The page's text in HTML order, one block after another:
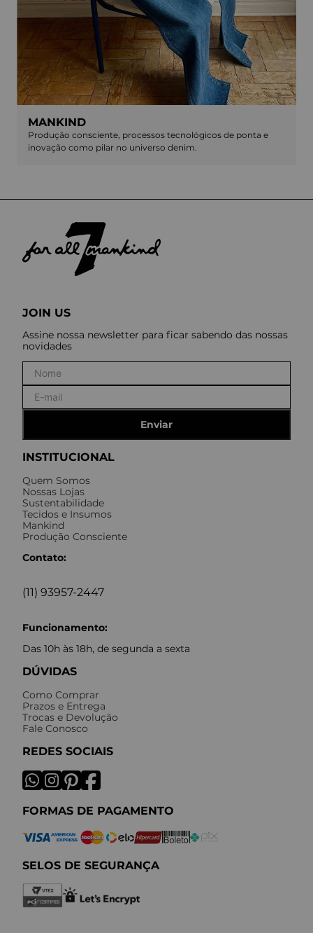
MANKIND
Produção consciente, processos tecnológicos de ponta e
inovação como pilar no universo denim.
INSTITUCIONAL
Quem Somos
Nossas Lojas
Sustentabilidade
Tecidos e Insumos
Mankind
Produção Consciente
Contato:
(11) 93957-2447
Funcionamento:
Das 10h às 18h, de segunda a sexta
DÚVIDAS
Como Comprar
Prazos e Entrega
Trocas e Devolução
Fale Conosco
REDES SOCIAIS
FORMAS DE PAGAMENTO
SELOS DE SEGURANÇA
JOIN US
Assine nossa newsletter para ficar sabendo das nossas
novidades
Enviar